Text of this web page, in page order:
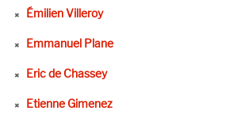
Émilien Villeroy
Emmanuel Plane
Eric de Chassey
Etienne Gimenez